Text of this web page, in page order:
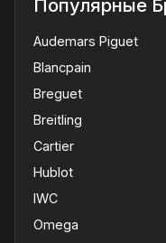
Популярные
Audemars Piguet
Blancpain
Breguet
Breitling
Cartier
Hublot
IWC
Omega